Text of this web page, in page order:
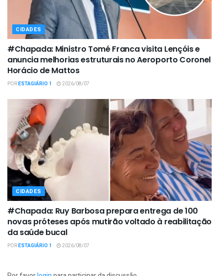
CIDADES
#Chapada: Ministro Tomé Franca visita Lençóis e
anuncia melhorias estruturais no Aeroporto Coronel
Horácio de Mattos
PORESTAGIÁRIO 1 2026/08/07
CIDADES
#Chapada: Ruy Barbosa prepara entrega de 100
novas próteses após mutirão voltado à reabilitação
da saúde bucal
PORESTAGIÁRIO 1 2026/08/07